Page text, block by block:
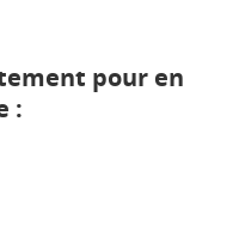
pour en
: